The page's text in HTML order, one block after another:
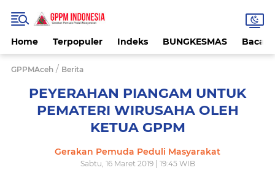
Home Terpopuler Indeks BUNGKESMAS
GPPMAceh / Berita
PEYERAHAN PIANGAM UNTUK
PEMATERI WIRUSAHA OLEH
KETUA GPPM
Gerakan Pemuda Peduli Masyarakat
Sabtu, 16 Maret 2019 | 19:45 WIB